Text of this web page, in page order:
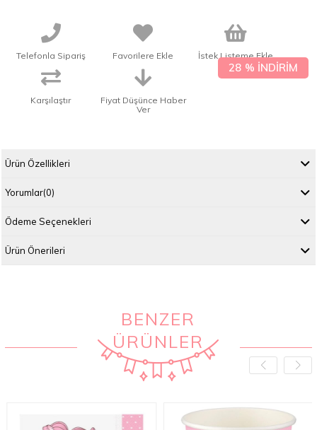
%
28 İNDIRIM
Telefonla Sipariş Favorilere Ekle İstek Listeme Ekle
Karşılaştır
Fiyat Düşünce Haber
Ver
Ürün Özellikleri
Yorumlar(0)
Ödeme Seçenekleri
Ürün Önerileri
BENZER
ÜRÜNLER